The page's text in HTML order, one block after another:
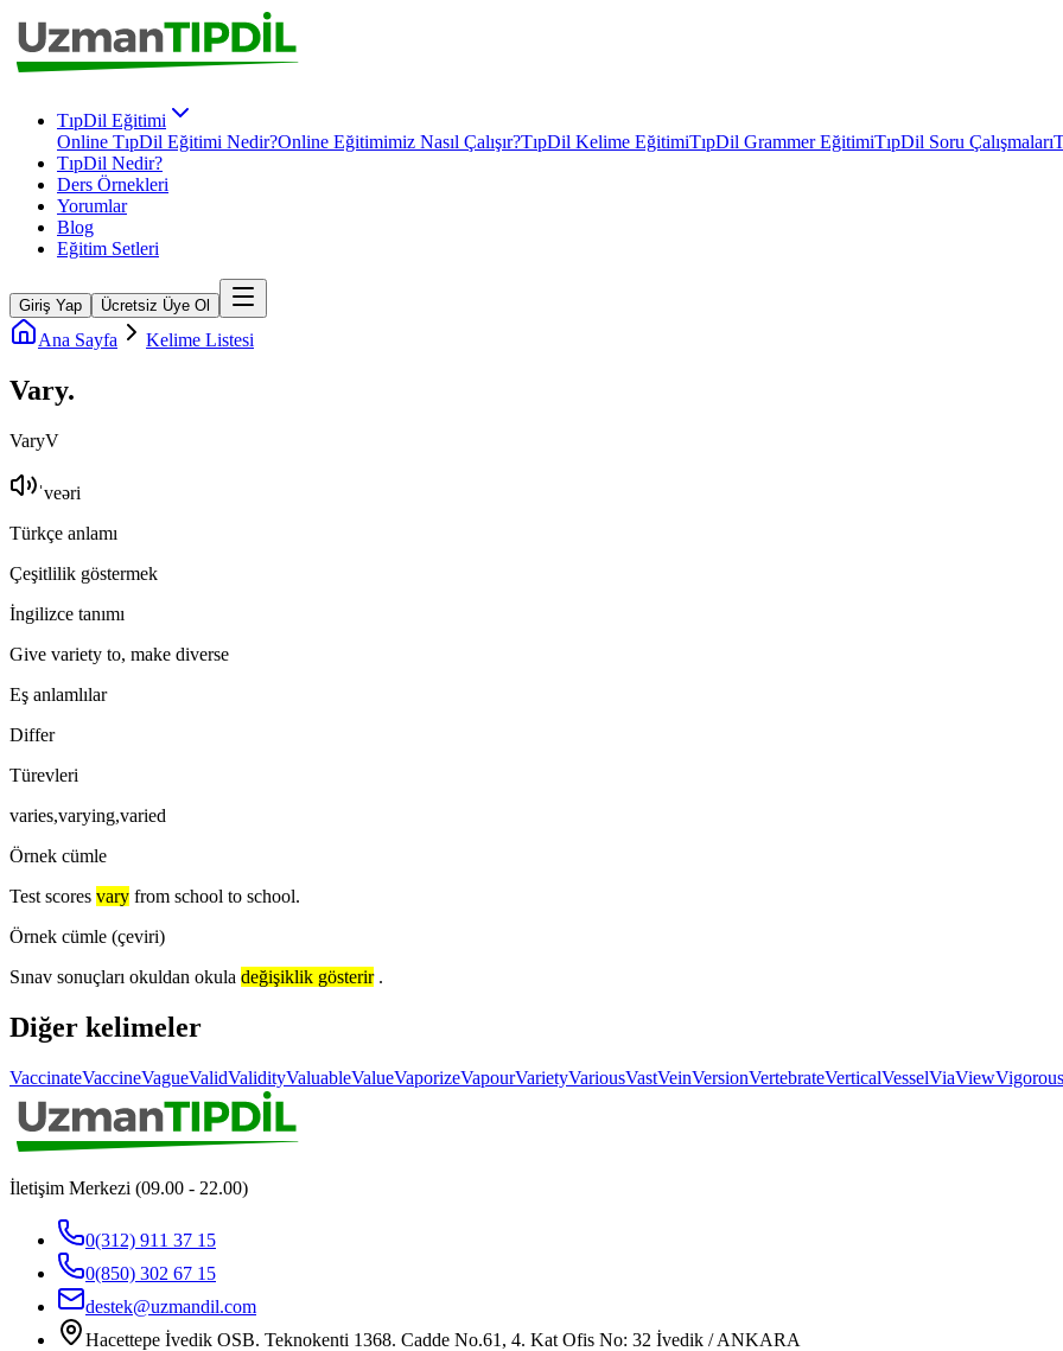
TıpDil Eğitimi
Online TıpDil Eğitimi Nedir?Online Eğitimimiz Nasıl Çalışır?TıpDil Kelime EğitimiTıpDil Grammer EğitimiTıpDil Soru Çalışmaları
TıpDil Nedir?
Ders Örnekleri
Yorumlar
Blog
Eğitim Setleri
Giriş Yap Ücretsiz Üye Ol
Ana Sayfa Kelime Listesi
Vary.
VaryV
ˈveəri
Türkçe anlamı
Çeşitlilik göstermek
İngilizce tanımı
Give variety to, make diverse
Eş anlamlılar
Differ
Türevleri
varies,varying,varied
Örnek cümle
Test scores vary from school to school.
Örnek cümle (çeviri)
Sınav sonuçları okuldan okula değişiklik gösterir .
Diğer kelimeler
VaccinateVaccineVagueValidValidityValuableValueVaporizeVapourVarietyVariousVastVeinVersionVertebrateVerticalVesselViaViewVigorous
İletişim Merkezi (09.00 - 22.00)
0(312) 911 37 15
0(850) 302 67 15
destek@uzmandil.com
Hacettepe İvedik OSB. Teknokenti 1368. Cadde No.61, 4. Kat Ofis No: 32 İvedik / ANKARA